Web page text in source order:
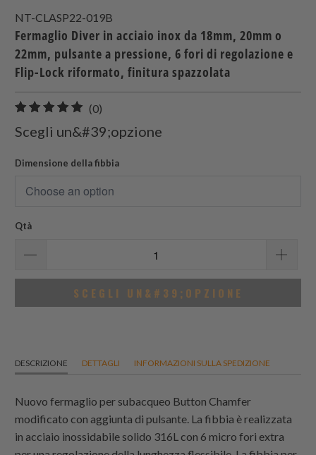
NT-CLASP22-019B
Fermaglio Diver in acciaio inox da 18mm, 20mm o
22mm, pulsante a pressione, 6 fori di regolazione e
Flip-Lock riformato, finitura spazzolata
(0)
recensioni
totali
Scegli un&#39;opzione
Dimensione della fibbia
Qtà
SCEGLI UN&#39;OPZIONE
DESCRIZIONE DETTAGLI INFORMAZIONI SULLA SPEDIZIONE
Nuovo fermaglio per subacqueo Button Chamfer
modificato con aggiunta di pulsante. La fibbia è realizzata
in acciaio inossidabile solido 316L con 6 micro fori extra